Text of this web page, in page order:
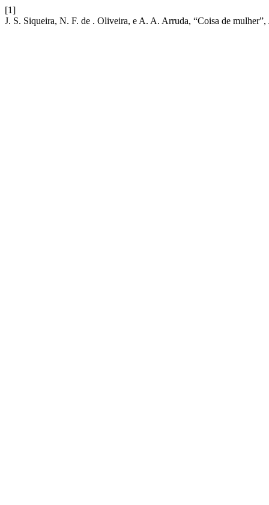
[1]
J. S. Siqueira, N. F. de . Oliveira, e A. A. Arruda, “Coisa de mulher”,